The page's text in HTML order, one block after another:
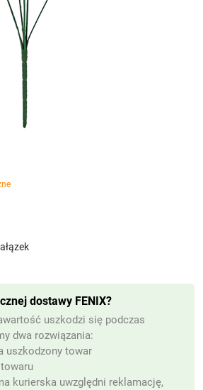
dostawy FENIX?
uszkodzi się podczas
dwa rozwiązania:
uszkodzony towar
kurierska uwzględni reklamację,